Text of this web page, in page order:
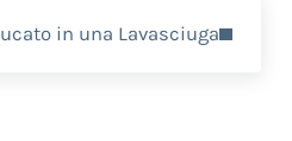
in una Lavasciuga